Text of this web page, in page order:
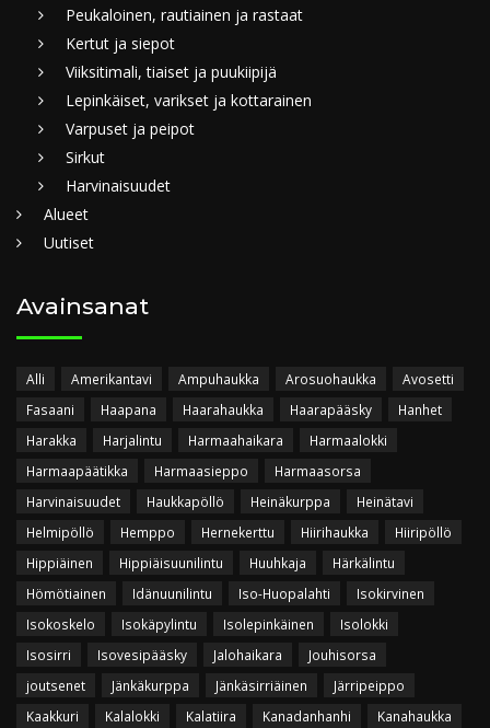
Peukaloinen, rautiainen ja rastaat
Kertut ja siepot
Viiksitimali, tiaiset ja puukiipijä
Lepinkäiset, varikset ja kottarainen
Varpuset ja peipot
Sirkut
Harvinaisuudet
Alueet
Uutiset
Avainsanat
Alli Amerikantavi Ampuhaukka Arosuohaukka
Avosetti
Fasaani
Haapana Haarahaukka Haarapääsky
Hanhet
Harakka
Harjalintu Harmaahaikara
Harmaalokki
Harmaapäätikka
Harmaasieppo
Harmaasorsa
Harvinaisuudet
Haukkapöllö Heinäkurppa
Heinätavi
Helmipöllö
Hemppo Hernekerttu Hiirihaukka
Hiiripöllö
Hippiäinen
Hippiäisuunilintu Huuhkaja
Härkälintu
Hömötiainen
Idänuunilintu Iso-Huopalahti
Isokirvinen
Isokoskelo
Isokäpylintu Isolepinkäinen
Isolokki
Isosirri
Isovesipääsky Jalohaikara
Jouhisorsa
joutsenet
Jänkäkurppa Jänkäsirriäinen
Järripeippo
Kaakkuri
Kalalokki Kalatiira Kanadanhanhi
Kanahaukka